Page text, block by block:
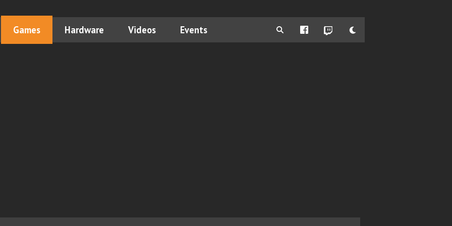
Games Hardware Videos Events